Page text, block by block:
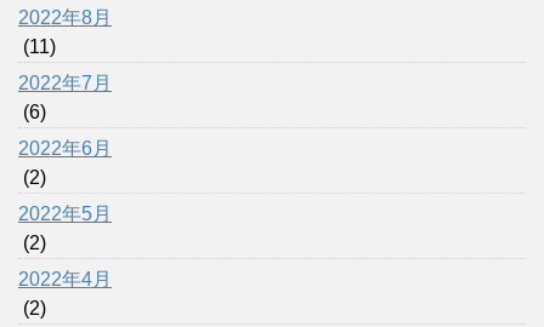
2022年8月
(11)
2022年7月
(6)
2022年6月
(2)
2022年5月
(2)
2022年4月
(2)